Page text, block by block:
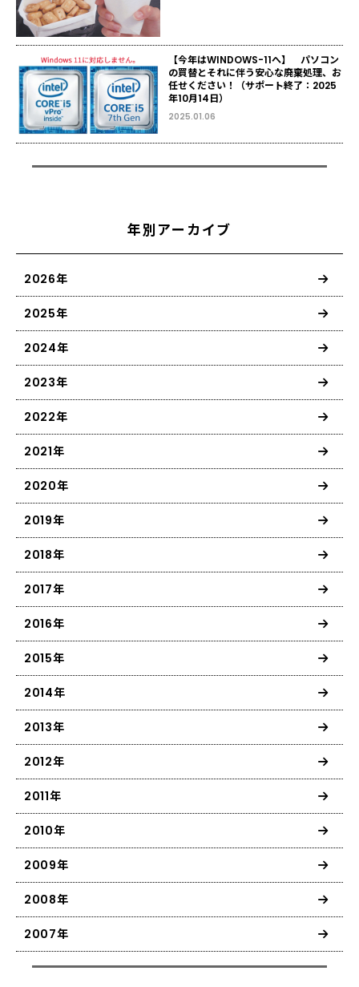
【今年はWINDOWS-11へ】 パソコン
の買替とそれに伴う安心な廃棄処理、お
任せください！（サポート終了：2025
年10月14日）
2025.01.06
年別アーカイブ
2026年
2025年
2024年
2023年
2022年
2021年
2020年
2019年
2018年
2017年
2016年
2015年
2014年
2013年
2012年
2011年
2010年
2009年
2008年
2007年